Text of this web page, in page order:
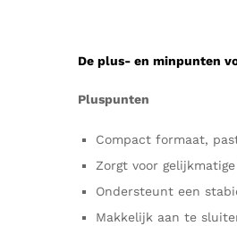
De plus- en minpunten
Pluspunten
Compact formaat,
Zorgt voor
Ondersteunt een
Makkelijk aan te